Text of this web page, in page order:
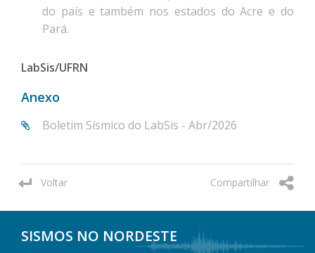
do país e também nos estados do Acre e do
Pará.
LabSis/UFRN
Anexo
Boletim Sísmico do LabSis - Abr/2026
Voltar Compartilhar
SISMOS NO NORDESTE